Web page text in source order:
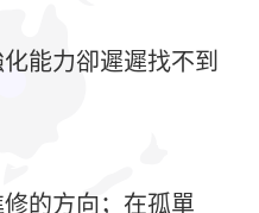
能力卻遲遲找不到
的方向；在孤單